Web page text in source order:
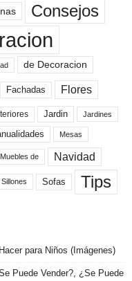
Consejos
de Decoracion
Fachadas Flores
Jardin Jardines
Mesas
Muebles de Navidad
Sillones Sofas Tips
para Niños (Imágenes)
Puede Vender?, ¿Se Puede